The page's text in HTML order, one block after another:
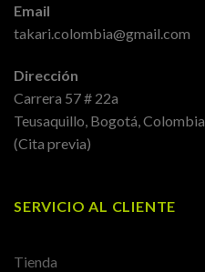
Email
takari.colombia@gmail.com
Dirección
Carrera 57 # 22a
Teusaquillo, Bogotá, Colombia
(Cita previa)
SERVICIO AL CLIENTE
Tienda